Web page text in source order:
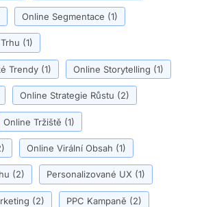
Online Segmentace (1)
(1)
Trendy (1) Online Storytelling (1)
Online Strategie Růstu (2)
Online Tržiště (1)
Online Virální Obsah (1)
(2) Personalizované UX (1)
(2) PPC Kampaně (2)